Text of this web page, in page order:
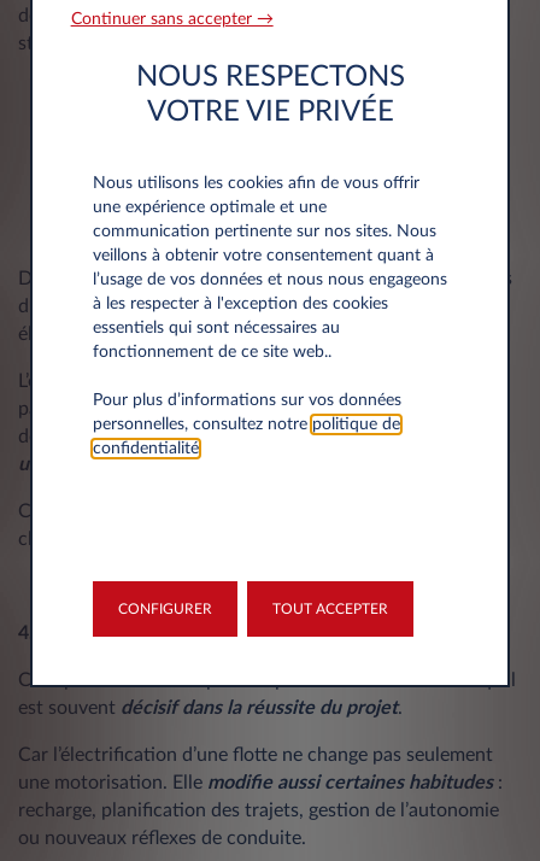
déplacement : chaque entreprise doit construire une
stratégie cohérente avec ses usages réels.
Faut-il équiper tous les sites ?
Combien de bornes installer ?
Comment gérer les recharges à domicile ?
Derrière ces questions se cachent des enjeux très concrets
d’organisation, de coûts et parfois même de capacité
électrique des bâtiments.
L’objectif n’est pas forcément de multiplier les bornes
partout. Il s’agit surtout de mettre en place un écosystème
de
recharge fluide, simple d’utilisation et adapté aux
usages de la flotte.
Car
clé dans l’adhésion des collaborateurs à la transition.
4. Former et accompagner les collaborateurs
C’est probablement le point le plus sous-estimé… alors qu’il
est souvent décisif dans la réussite du projet.
Car l’électrification d’une flotte ne change pas seulement
une motorisation. Elle modifie aussi certaines habitudes:
recharge, planification des trajets, gestion de l’autonomie
ou nouveaux réflexes de conduite.
Continuer sans accepter →
NOUS RESPECTONS
VOTRE VIE PRIVÉE
Nous utilisons les cookies afin de vous offrir
une expérience optimale et une
communication pertinente sur nos sites. Nous
veillons à obtenir votre consentement quant à
l’usage de vos données et nous nous engageons
à les respecter à l'exception des cookies
essentiels qui sont nécessaires au
fonctionnement de ce site web..
Pour plus d’informations sur vos données
personnelles, consultez notre politique de
confidentialité.
CONFIGURER TOUT ACCEPTER